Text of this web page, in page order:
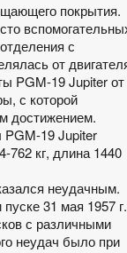
покрытия.
с
от
PGM-19 Jupiter от
с которой
достижением.
PGM-19 Jupiter
762 кг, длина 1440
неудачным.
31 мая 1957 г.
с различными
неудач было при